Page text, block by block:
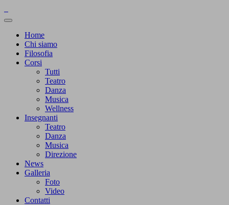
Home
Chi siamo
Filosofia
Corsi
Tutti
Teatro
Danza
Musica
Wellness
Insegnanti
Teatro
Danza
Musica
Direzione
News
Galleria
Foto
Video
Contatti